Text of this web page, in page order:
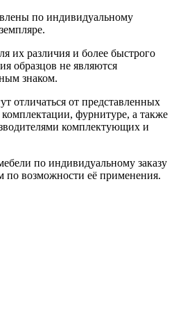
по индивидуальному
их различия и более быстрого
образцов не являются
знаком.
отличаться от представленных
комплектации, фурнитуре, а также
комплектующих и
по индивидуальному заказу
по возможности её применения.